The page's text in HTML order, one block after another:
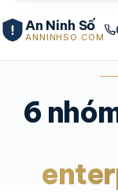
An Ninh Số
ANNINHSO.COM
6